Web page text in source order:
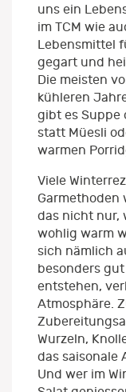
uns ein
im TCM wie
Lebensmittel
gegart und
Die meisten
kühleren
gibt es Suppe
statt Müesli
warmen
Viele
Garmethoden
das nicht nur,
wohlig warm
sich nämlich
besonders
entstehen,
Atmosphäre.
Wurzeln,
das saisonale
Und wer im